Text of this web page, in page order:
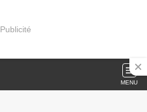
Publicité
MENU